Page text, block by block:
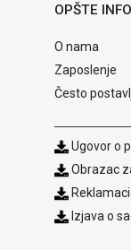
OPŠTE
O nama
Zaposlenje
Često
Ugovor o
Obrazac
Izjava o